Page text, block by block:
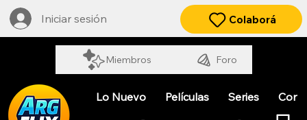
Iniciar sesión
Miembros Foro
Colaborá
Lo Nuevo Películas Series